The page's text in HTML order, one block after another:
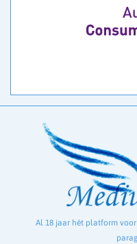
Al 18 jaar hét platform